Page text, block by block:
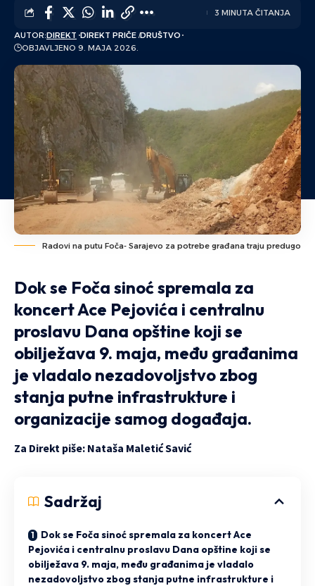
AUTOR:DIREKT DIREKT PRIČE DRUŠTVO
OBJAVLJENO 9. MAJA 2026.
3 MINUTA ČITANJA
Radovi na putu Foča- Sarajevo za potrebe građana traju predugo
Dok se Foča sinoć spremala za
koncert Ace Pejovića i centralnu
proslavu Dana opštine koji se
obilježava 9. maja, među građanima
je vladalo nezadovoljstvo zbog
stanja putne infrastrukture i
organizacije samog događaja.
Za Direkt piše: Nataša Maletić Savić
Sadržaj
Dok se Foča sinoć spremala za koncert Ace
Pejovića i centralnu proslavu Dana opštine koji se
obilježava 9. maja, među građanima je vladalo
nezadovoljstvo zbog stanja putne infrastrukture i